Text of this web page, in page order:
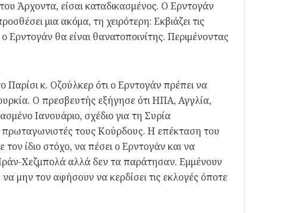
Άρχοντα, είσαι καταδικασμένος. Ο Ερντογάν
μια ακόμα, τη χειρότερη: Εκβιάζει τις
θα είναι θανατοποινίτης. Περιμένοντας
κ. Οζούλκερ ότι ο Ερντογάν πρέπει να
Ο πρεσβευτής εξήγησε ότι ΗΠΑ, Αγγλία,
Ιανουάριο, σχέδιο για τη Συρία
τους Κούρδους. Η επέκταση του
ίδιο στόχο, να πέσει ο Ερντογάν και να
Χεζμπολά αλλά δεν τα παράτησαν. Εμμένουν
μην τον αφήσουν να κερδίσει τις εκλογές όποτε